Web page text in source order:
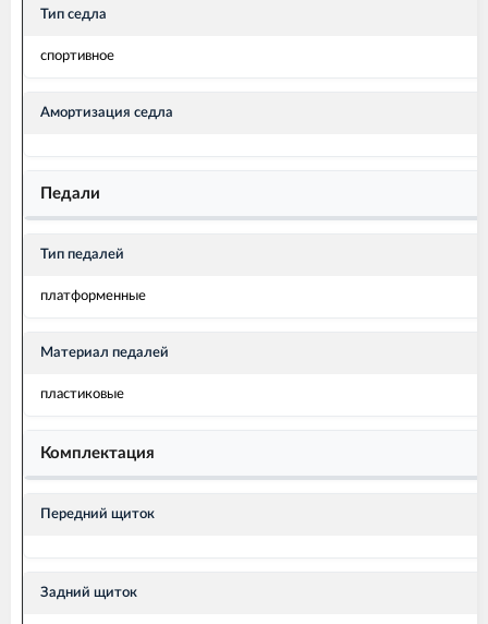
Тип седла
спортивное
Амортизация седла
Педали
Тип педалей
платформенные
Материал педалей
пластиковые
Комплектация
Передний щиток
Задний щиток